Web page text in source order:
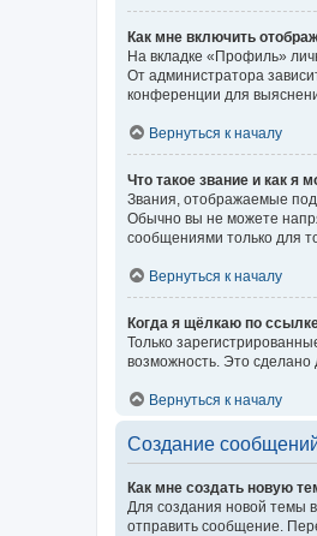
Как мне включить
На вкладке «Профиль»
От администратора
конференции для
Вернуться к началу
Что такое звание и как я
Звания, отображаемые
Обычно вы не можете
сообщениями только для
Вернуться к началу
Когда я щёлкаю по
Только
возможность. Это сделано
Вернуться к началу
Создание
Как мне создать новую
Для создания новой темы
отправить сообщение.